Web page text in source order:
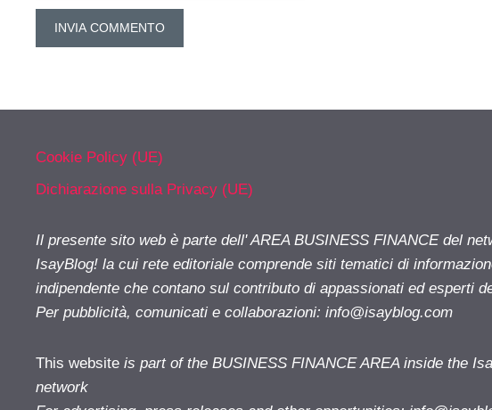
Cookie Policy (UE)
Dichiarazione sulla Privacy (UE)
Il presente sito web è parte dell' AREA BUSINESS FINANCE del
IsayBlog! la cui rete editoriale comprende siti tematici di
indipendente che contano sul contributo di appassionati ed esperti
Per pubblicità, comunicati e collaborazioni: info@isayblog.com
This website is part of the BUSINESS FINANCE AREA inside the
network